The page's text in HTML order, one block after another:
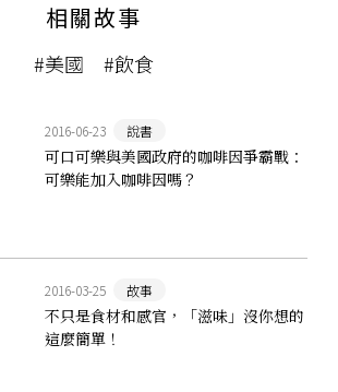
相關故事
#美國 #飲食
2016-06-23 說書
可口可樂與美國政府的咖啡因爭霸戰：
可樂能加入咖啡因嗎？
2016-03-25 故事
不只是食材和感官，「滋味」沒你想的
這麼簡單！